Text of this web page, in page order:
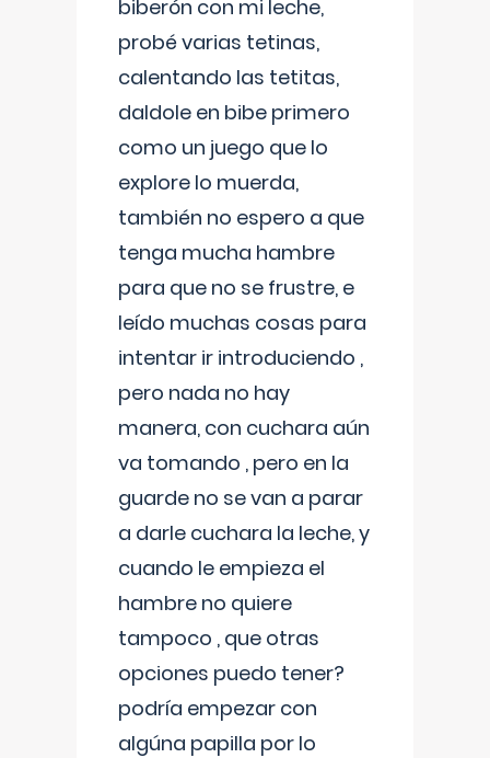
biberón con mi leche,
probé varias tetinas,
calentando las tetitas,
daldole en bibe primero
como un juego que lo
explore lo muerda,
también no espero a que
tenga mucha hambre
para que no se frustre, e
leído muchas cosas para
intentar ir introduciendo ,
pero nada no hay
manera, con cuchara aún
va tomando , pero en la
guarde no se van a parar
a darle cuchara la leche, y
cuando le empieza el
hambre no quiere
tampoco , que otras
opciones puedo tener?
podría empezar con
algúna papilla por lo